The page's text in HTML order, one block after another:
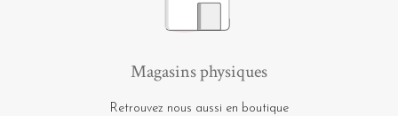
Magasins physiques
Retrouvez nous aussi en boutique